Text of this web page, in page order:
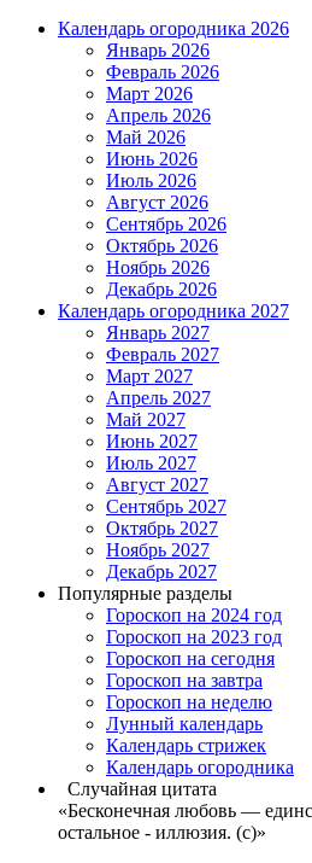
Календарь огородника 2026
Январь 2026
Февраль 2026
Март 2026
Апрель 2026
Май 2026
Июнь 2026
Июль 2026
Август 2026
Сентябрь 2026
Октябрь 2026
Ноябрь 2026
Декабрь 2026
Календарь огородника 2027
Январь 2027
Февраль 2027
Март 2027
Апрель 2027
Май 2027
Июнь 2027
Июль 2027
Август 2027
Сентябрь 2027
Октябрь 2027
Ноябрь 2027
Декабрь 2027
Популярные разделы
Гороскоп на 2024 год
Гороскоп на 2023 год
Гороскоп на сегодня
Гороскоп на завтра
Гороскоп на неделю
Лунный календарь
Календарь стрижек
Календарь огородника
Случайная цитата
«Бесконечная любовь —
остальное - иллюзия. (c)»